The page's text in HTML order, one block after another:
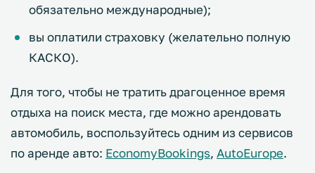
обязательно международные);
вы оплатили страховку (желательно полную
КАСКО).
Для того, чтобы не тратить драгоценное время
отдыха на поиск места, где можно арендовать
автомобиль, воспользуйтесь одним из сервисов
по аренде авто: EconomyBookings, AutoEurope.